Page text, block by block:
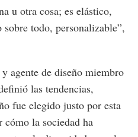
u otra cosa; es elástico,
todo, personalizable”,
agente de diseño miembro
las tendencias,
fue elegido justo por esta
la sociedad ha